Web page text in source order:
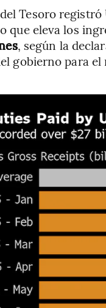
Tesoro
que eleva los
, según la
gobierno para el